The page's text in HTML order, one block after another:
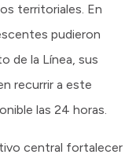
territoriales. En
pudieron
de la Línea, sus
recurrir a este
las 24 horas.
central fortalecer